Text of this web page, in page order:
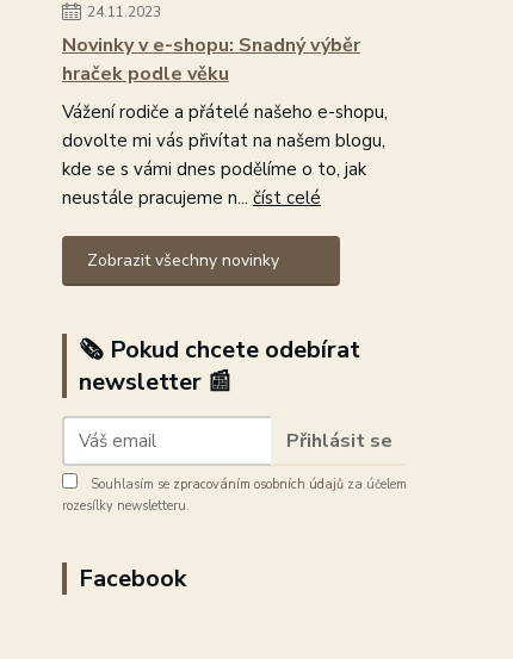
24.11.2023
Novinky v e-shopu: Snadný výběr
hraček podle věku
Vážení rodiče a přátelé našeho e-shopu,
dovolte mi vás přivítat na našem blogu,
kde se s vámi dnes podělíme o to, jak
neustále pracujeme n... číst celé
Zobrazit všechny novinky
🗞️ Pokud chcete odebírat
newsletter 📰
Přihlásit se
Souhlasím se zpracováním osobních údajů za účelem
rozesílky newsletteru.
Facebook